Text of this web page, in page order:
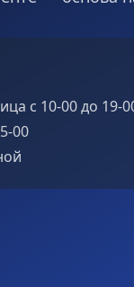
с 10-00 до 19-
00